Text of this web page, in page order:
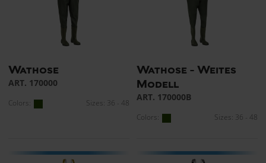
Wathose
ART. 170000
Colors: Sizes: 36 - 48
Wathose - Weites
Modell
ART. 170000B
Colors: Sizes: 36 - 48